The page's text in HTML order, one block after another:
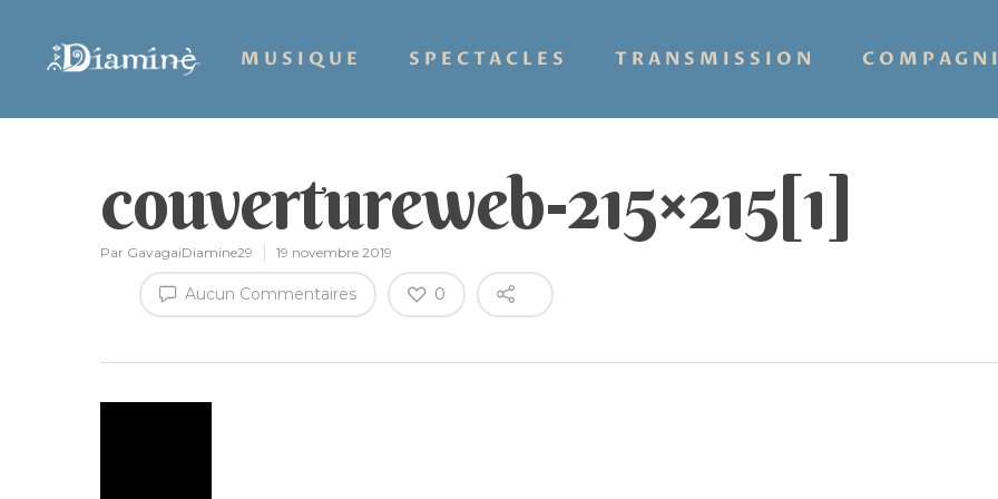
Hit enter to search or ESC to close
MUSIQUE SPECTACLES TRANSMISSION
couvertureweb-215×215[1]
Par GavagaiDiamine29 19 novembre 2019
Aucun Commentaires 0